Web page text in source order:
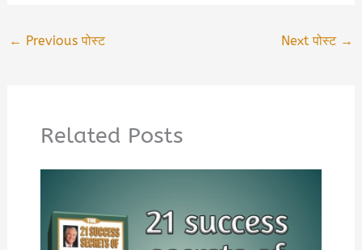
← Previous पोस्ट Next पोस्ट →
Related Posts